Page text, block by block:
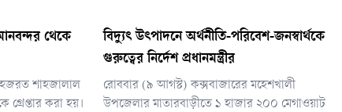
থেকে
শাহজালাল
গ্রেপ্তার করা হয়।
বিদ্যুৎ উৎপাদনে অর্থনীতি-পরিবেশ-জনস্বার্থকে
গুরুত্বের নির্দেশ প্রধানমন্ত্রীর
রোববার (৯ আগস্ট) কক্সবাজারের মহেশখালী
উপজেলার মাতারবাড়ীতে ১ হাজার ২০০ মেগাওয়াট